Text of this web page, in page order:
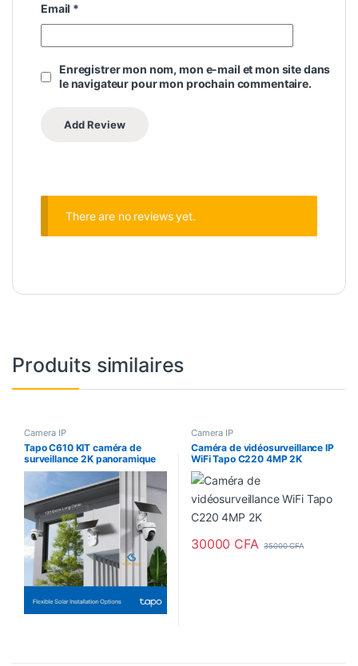
Email *
Enregistrer mon nom, mon e-mail et mon site dans
le navigateur pour mon prochain commentaire.
There are no reviews yet.
Produits similaires
Camera IP
Tapo C610 KIT caméra de
surveillance 2K panoramique
avec panneau solaire
disponible au Cameroun
Camera IP
Caméra de vidéosurveillance IP
WiFi Tapo C220 4MP 2K
30000 CFA 35000CFA